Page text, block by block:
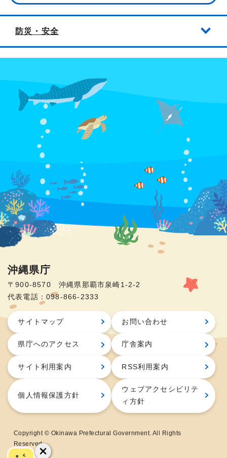
防災・安全
沖縄県庁
〒900-8570 沖縄県那覇市泉崎1-2-2
代表電話：098-866-2333
サイトマップ お問い合わせ
県庁へのアクセス 庁舎案内
サイト利用案内 RSS利用案内
個人情報保護方針
ウェブアクセシビリテ
ィ方針
Copyright © Okinawa Prefectural Government. All Rights
Reserved.